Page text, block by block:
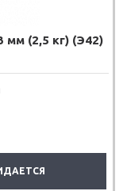
(2,5 кг) (Э42)